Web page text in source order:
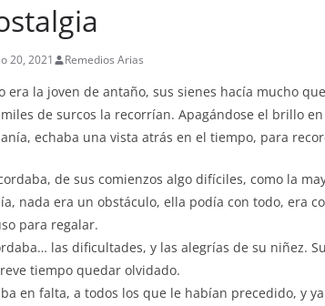
20, 2021 Remedios Arias
era la joven de antaño, sus sienes hacía mucho
de surcos la recorrían. Apagándose el brillo
echaba una vista atrás en el tiempo, para
de sus comienzos algo difíciles, como la
nada era un obstáculo, ella podía con todo, era
para regalar.
las dificultades, y las alegrías de su niñez.
tiempo quedar olvidado.
en falta, a todos los que le habían precedido, y